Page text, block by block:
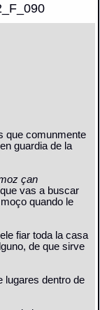
que comunmente
guardia de la
çan
vas a buscar
quando le
fiar toda la casa
de que sirve
lugares dentro de